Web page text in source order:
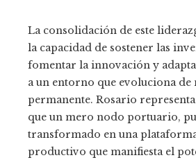
La consolidación de este
la capacidad de sostener las
fomentar la innovación y
a un entorno que evoluciona de
permanente. Rosario
que un mero nodo portuario,
transformado en una
productivo que manifiesta el